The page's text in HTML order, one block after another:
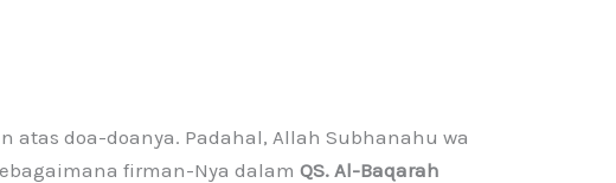
doa-doanya. Padahal, Allah Subhanahu wa
firman-Nya dalam QS. Al-Baqarah